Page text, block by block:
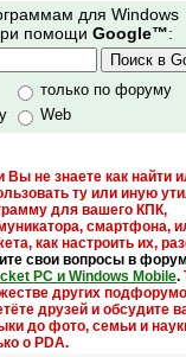
для Windows
помощи Google™:
только по форуму
Web
Вы не знаете как найти
ту или иную
для вашего КПК,
смартфона,
как настроить их,
свои вопросы в
PC и Windows Mobile.
других
друзей и обсудите
до фото, семьи и
о PDA.